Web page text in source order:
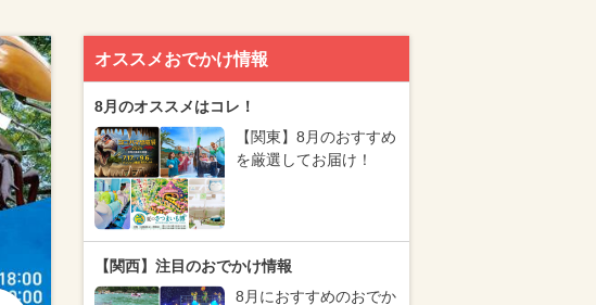
オススメおでかけ情報
8月のオススメはコレ！
【関東】8月のおすすめ
を厳選してお届け！
【関西】注目のおでかけ情報
8月におすすめのおでか